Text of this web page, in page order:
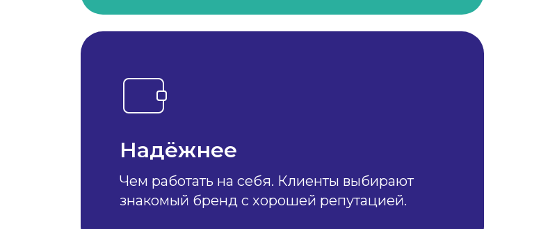
Надёжнее
Чем работать на себя. Клиенты выбирают
знакомый бренд с хорошей репутацией.